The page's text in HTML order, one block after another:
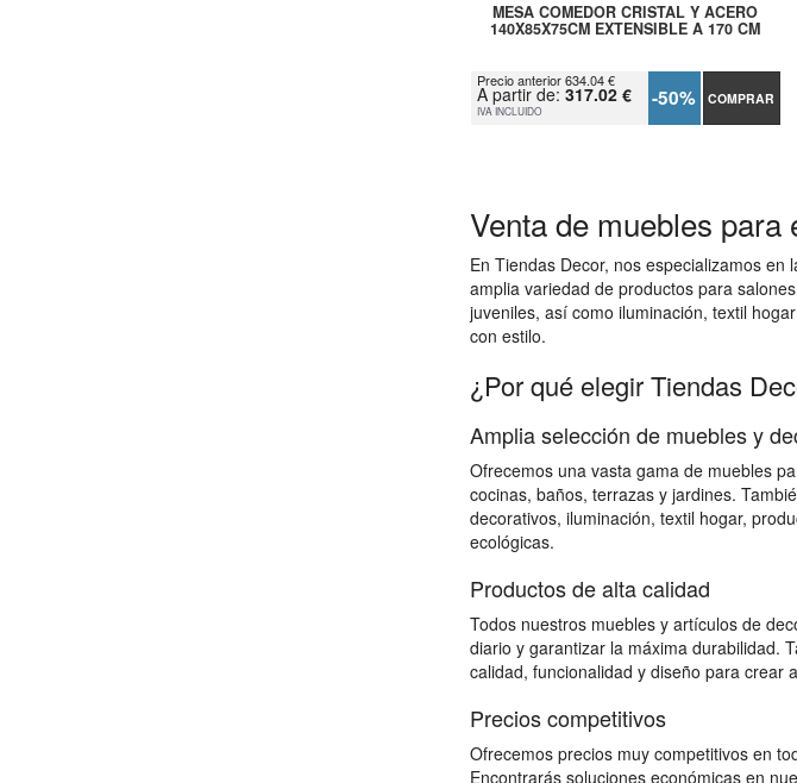
MESA COMEDOR CRISTAL Y ACERO
140X85X75CM EXTENSIBLE A 170 CM
Precio anterior 634.04 €
A partir de: 317.02 €
IVA INCLUIDO -50% COMPRAR
Venta de muebles
En Tiendas Decor, nos especializamos
amplia variedad de productos para
juveniles, así como iluminación, textil
con estilo.
¿Por qué elegir Tiendas
Amplia selección de muebles y
Ofrecemos una vasta gama de muebles
cocinas, baños, terrazas y jardines.
decorativos, iluminación, textil hogar,
ecológicas.
Productos de alta calidad
Todos nuestros muebles y artículos de
diario y garantizar la máxima durabilidad.
calidad, funcionalidad y diseño para crear
Precios competitivos
Ofrecemos precios muy competitivos en
Encontrarás soluciones económicas en